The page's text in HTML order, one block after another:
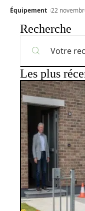
Équipement 22
Recherche
Les plus